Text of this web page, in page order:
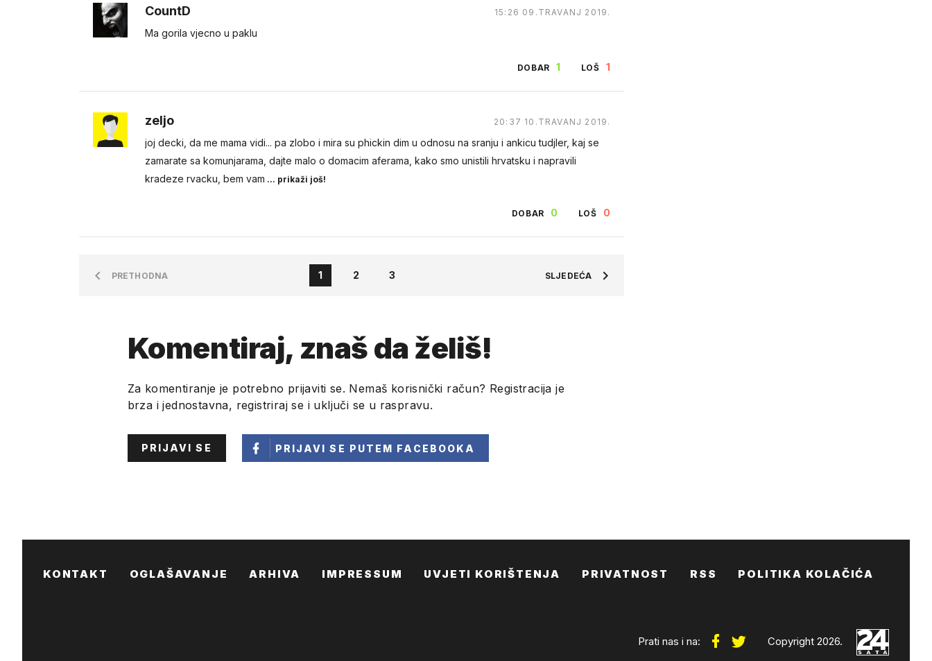
CountD 15:26 09.TRAVANJ 2019.
Ma gorila vjecno u paklu
DOBAR 1 LOŠ 1
zeljo 20:37 10.TRAVANJ 2019.
joj decki, da me mama vidi... pa zlobo i mira su phickin dim u odnosu na sranju i ankicu tudjler, kaj se
zamarate sa komunjarama, dajte malo o domacim aferama, kako smo unistili hrvatsku i napravili
kradeze rvacku, bem vam ... prikaži još!
DOBAR 0 LOŠ 0
PRETHODNA 1 2 3 SLJEDEĆA
Komentiraj, znaš da želiš!
Za komentiranje je potrebno prijaviti se. Nemaš korisnički račun? Registracija je
brza i jednostavna, registriraj se i uključi se u raspravu.
PRIJAVI SE PRIJAVI SE PUTEM FACEBOOKA
KONTAKT OGLAŠAVANJE ARHIVA IMPRESSUM UVJETI KORIŠTENJA PRIVATNOST RSS POLITIKA KOLAČIĆA
Prati nas i na: Copyright 2026.